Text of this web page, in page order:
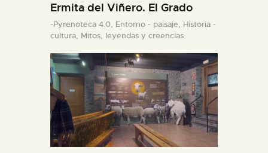
Ermita del Viñero. El Grado
-Pyrenoteca 4.0, Entorno - paisaje, Historia -
cultura, Mitos, leyendas y creencias